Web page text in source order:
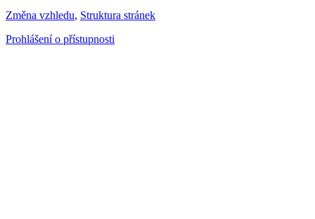
Změna vzhledu, Struktura stránek
Prohlášení o přístupnosti